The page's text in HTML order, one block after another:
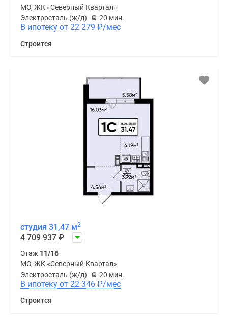
МО, ЖК «Северный Квартал»
Электросталь (ж/д)
20 мин.
В ипотеку от 22 279 ₽/мес
Строится
студия 31,47 м2
4 709 937 ₽
Этаж 11/16
МО, ЖК «Северный Квартал»
Электросталь (ж/д)
20 мин.
В ипотеку от 22 346 ₽/мес
Строится